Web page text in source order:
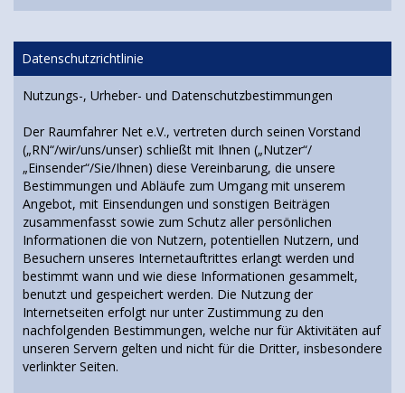
Datenschutzrichtlinie
Nutzungs-, Urheber- und Datenschutzbestimmungen
Der Raumfahrer Net e.V., vertreten durch seinen Vorstand
(„RN“/wir/uns/unser) schließt mit Ihnen („Nutzer“/
„Einsender“/Sie/Ihnen) diese Vereinbarung, die unsere
Bestimmungen und Abläufe zum Umgang mit unserem
Angebot, mit Einsendungen und sonstigen Beiträgen
zusammenfasst sowie zum Schutz aller persönlichen
Informationen die von Nutzern, potentiellen Nutzern, und
Besuchern unseres Internetauftrittes erlangt werden und
bestimmt wann und wie diese Informationen gesammelt,
benutzt und gespeichert werden. Die Nutzung der
Internetseiten erfolgt nur unter Zustimmung zu den
nachfolgenden Bestimmungen, welche nur für Aktivitäten auf
unseren Servern gelten und nicht für die Dritter, insbesondere
verlinkter Seiten.